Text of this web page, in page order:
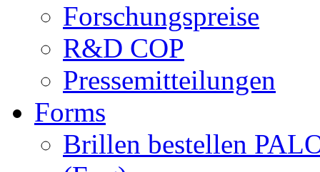
Forschungspreise
R&D COP
Pressemitteilungen
Forms
Brillen bestellen